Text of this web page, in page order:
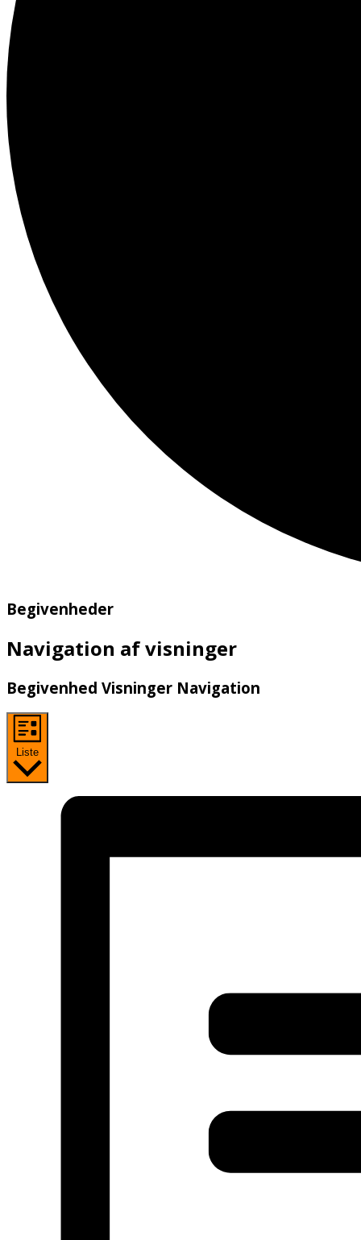
Begivenheder
Navigation af visninger
Begivenhed Visninger Navigation
Liste